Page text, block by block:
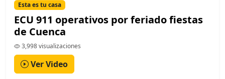
Esta es tu casa
ECU 911 operativos por feriado fiestas
de Cuenca
3,998 visualizaciones
Ver Video